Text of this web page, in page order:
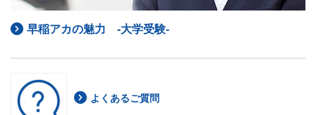
早稲アカの魅力 -大学受験-
よくあるご質問